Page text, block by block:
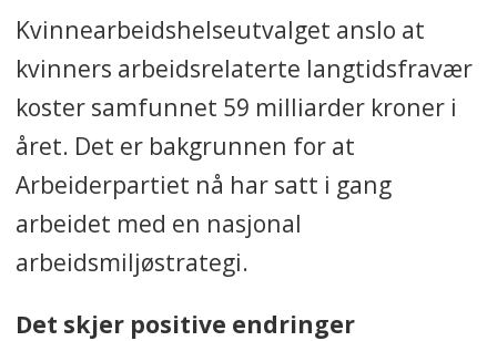
Kvinnearbeidshelseutvalget anslo at
kvinners arbeidsrelaterte langtidsfravær
koster samfunnet 59 milliarder kroner i
året. Det er bakgrunnen for at
Arbeiderpartiet nå har satt i gang
arbeidet med en nasjonal
arbeidsmiljøstrategi.
Det skjer positive endringer